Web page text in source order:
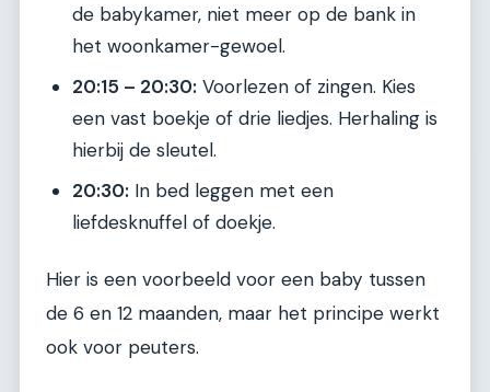
de babykamer, niet meer op de bank in
het woonkamer-gewoel.
20:15 – 20:30: Voorlezen of zingen. Kies
een vast boekje of drie liedjes. Herhaling is
hierbij de sleutel.
20:30: In bed leggen met een
liefdesknuffel of doekje.
Hier is een voorbeeld voor een baby tussen
de 6 en 12 maanden, maar het principe werkt
ook voor peuters.